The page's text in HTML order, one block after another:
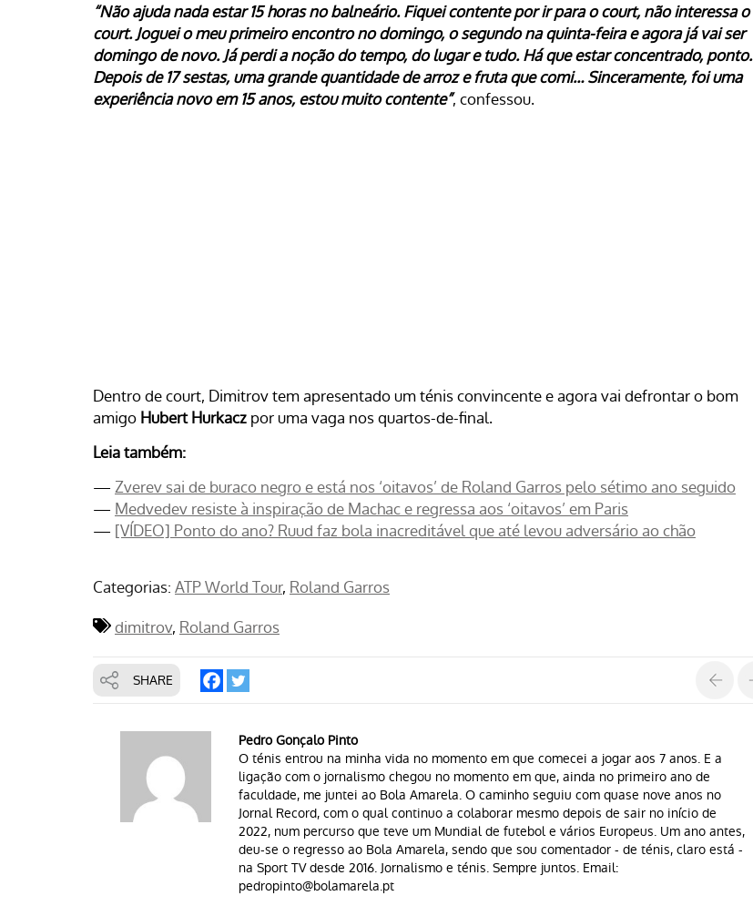
“Não ajuda nada estar 15 horas no balneário. Fiquei contente por ir para o court, não interessa o
court. Joguei o meu primeiro encontro no domingo, o segundo na quinta-feira e agora já vai ser
domingo de novo. Já perdi a noção do tempo, do lugar e tudo. Há que estar concentrado, ponto.
Depois de 17 sestas, uma grande quantidade de arroz e fruta que comi… Sinceramente, foi uma
experiência novo em 15 anos, estou muito contente”, confessou.
Dentro de court, Dimitrov tem apresentado um ténis convincente e agora vai defrontar o bom
amigo Hubert Hurkacz por uma vaga nos quartos-de-final.
Leia também:
— Zverev sai de buraco negro e está nos ‘oitavos’ de Roland Garros pelo sétimo ano seguido
— Medvedev resiste à inspiração de Machac e regressa aos ‘oitavos’ em Paris
— [VÍDEO] Ponto do ano? Ruud faz bola inacreditável que até levou adversário ao chão
Categorias: ATP World Tour Roland Garros
dimitrov Roland Garros
SHARE
Pedro Gonçalo Pinto
O ténis entrou na minha vida no momento em que comecei a jogar aos 7 anos. E a
ligação com o jornalismo chegou no momento em que, ainda no primeiro ano de
faculdade, me juntei ao Bola Amarela. O caminho seguiu com quase nove anos no
Jornal Record, com o qual continuo a colaborar mesmo depois de sair no início de
2022, num percurso que teve um Mundial de futebol e vários Europeus. Um ano antes,
deu-se o regresso ao Bola Amarela, sendo que sou comentador - de ténis, claro está -
na Sport TV desde 2016. Jornalismo e ténis. Sempre juntos. Email:
pedropinto@bolamarela.pt